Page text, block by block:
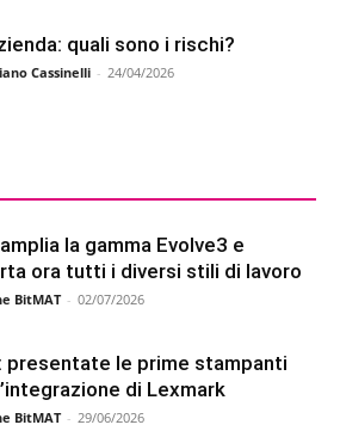
quali sono i rischi?
Cassinelli - 24/04/2026
la gamma Evolve3 e
ora tutti i diversi stili di lavoro
BitMAT - 02/07/2026
presentate le prime stampanti
di Lexmark
BitMAT - 29/06/2026